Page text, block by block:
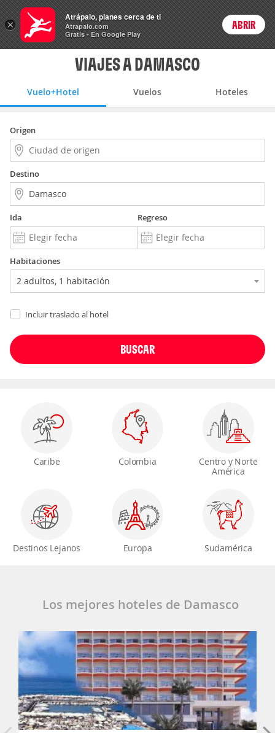
Vuelo+Hotel Login
VIAJES A DAMASCO
Vuelo+Hotel Vuelos Hoteles
Origen
Destino
Ida Regreso
Habitaciones
Incluir traslado al hotel
Caribe Colombia
Centro y Norte
América
Destinos Lejanos Europa Sudamérica
Los mejores hoteles de Damasco
×
Atrápalo, planes cerca de ti
Atrapalo.com
Gratis - En Google Play
ABRIR